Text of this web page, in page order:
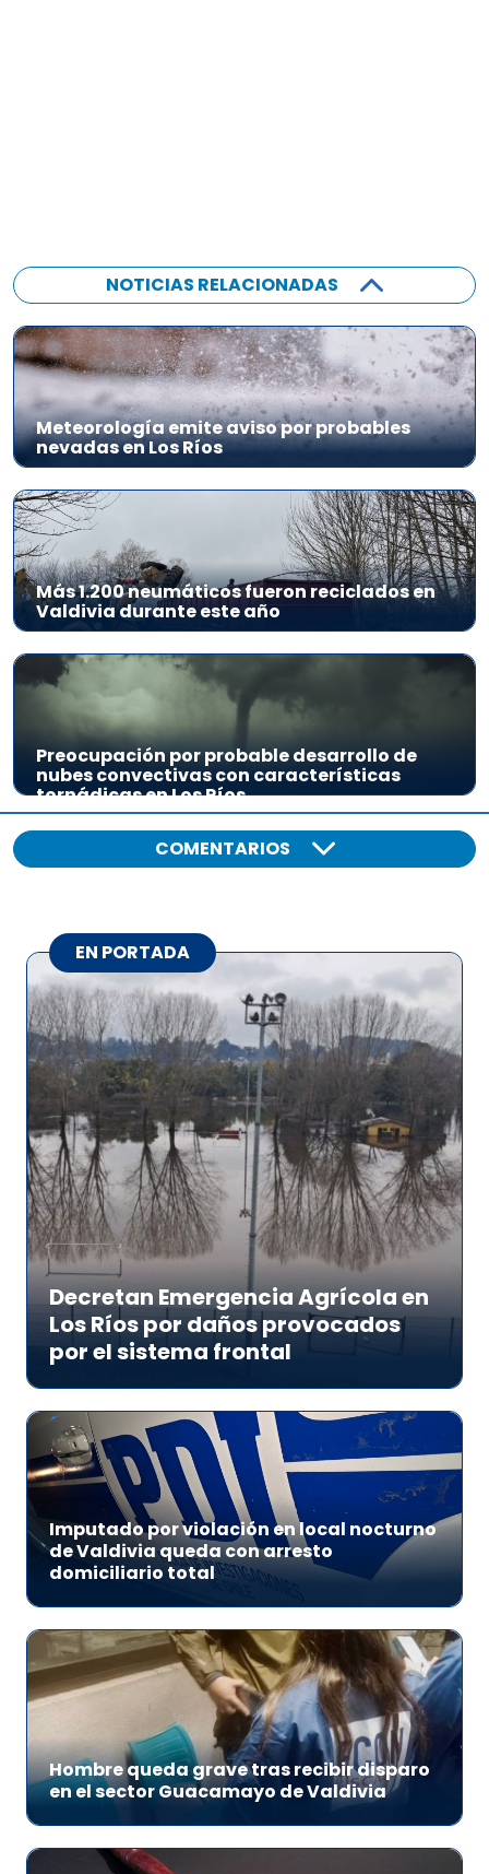
NOTICIAS RELACIONADAS
Meteorología emite aviso por probables
nevadas en Los Ríos
Más 1.200 neumáticos fueron reciclados en
Valdivia durante este año
Preocupación por probable desarrollo de
nubes convectivas con características
tornádicas en Los Ríos
COMENTARIOS
EN PORTADA
Decretan Emergencia Agrícola en
Los Ríos por daños provocados
por el sistema frontal
Imputado por violación en local nocturno
de Valdivia queda con arresto
domiciliario total
Hombre queda grave tras recibir disparo
en el sector Guacamayo de Valdivia